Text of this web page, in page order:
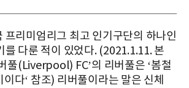
프리미엄리그 최고 인기구단의 하나인
를 다룬 적이 있었다. (2021.1.11. 본
풀(Liverpool) FC’의 리버풀은 ‘봄철
이다‘ 참조) 리버풀이라는 말은 신체